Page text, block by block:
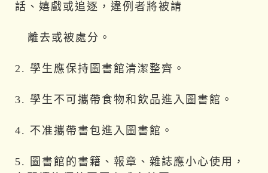
話、嬉戲或追逐，違例者將被請
離去或被 處分。
2. 學生應保持圖書館清潔整齊。
3. 學生不可攜帶食物和飲品進入圖書館。
4. 不准攜帶書包進入圖書館。
5. 圖書館的書籍、報章、雜誌應小心使用，